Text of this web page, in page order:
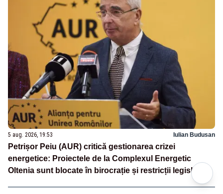
5 aug. 2026, 19:53 Iulian Budusan
Petrișor Peiu (AUR) critică gestionarea crizei
energetice: Proiectele de la Complexul Energetic
Oltenia sunt blocate în birocrație și restricții legislative